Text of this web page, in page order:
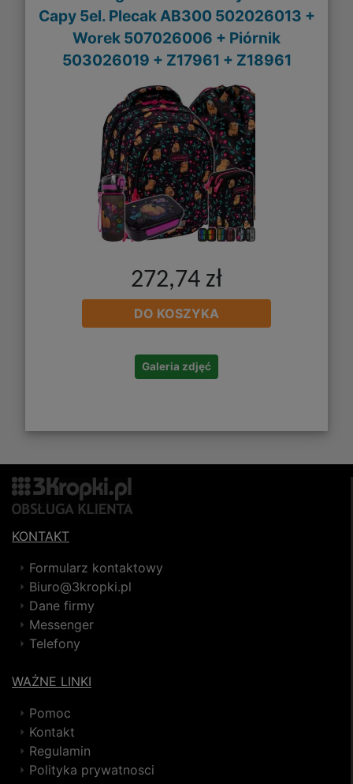
Capy 5el. Plecak AB300 502026013 +
Worek 507026006 + Piórnik
503026019 + Z17961 + Z18961
272,74 zł
DO KOSZYKA
Galeria zdjęć
KONTAKT
Formularz kontaktowy
Biuro@3kropki.pl
Dane firmy
Messenger
Telefony
WAŻNE LINKI
Pomoc
Kontakt
Regulamin
Polityka prywatnosci